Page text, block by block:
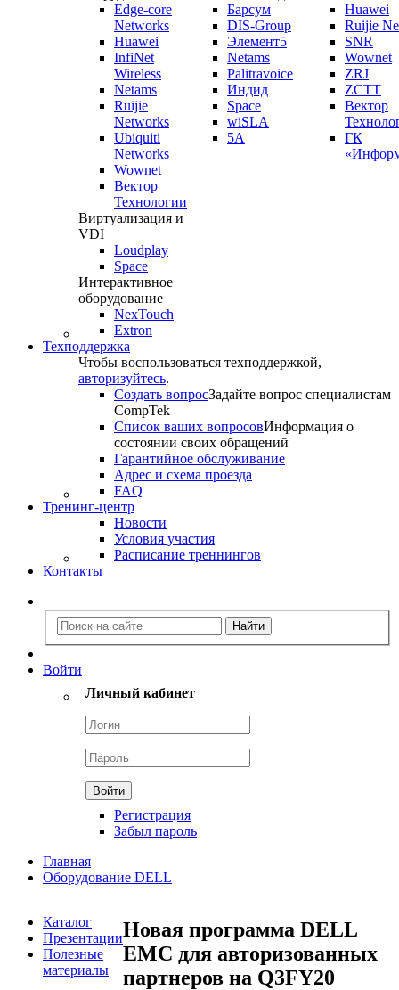
Edge-core
Networks
Huawei
InfiNet
Wireless
Netams
Ruijie
Networks
Ubiquiti
Networks
Wownet
Вектор
Технологии
Виртуализация и
VDI
Loudplay
Space
Интерактивное
оборудование
NexTouch
Extron
Барсум
DIS-Group
Элемент5
Netams
Palitravoice
Индид
Space
wiSLA
5A
Huawei
Ruijie
SNR
Wownet
ZRJ
ZCTT
Вектор
ГК
Техподдержка
Чтобы воспользоваться техподдержкой,
авторизуйтесь.
Создать вопросЗадайте вопрос специалистам
CompTek
Список ваших вопросовИнформация о
состоянии своих обращений
Гарантийное обслуживание
Адрес и схема проезда
FAQ
Тренинг-центр
Новости
Условия участия
Расписание треннингов
Контакты
Войти
Личный кабинет
Регистрация
Забыл пароль
Главная
Оборудование DELL
Каталог
Презентации
Полезные
материалы
Новая программа DELL
EMC для авторизованных
партнеров на Q3FY20